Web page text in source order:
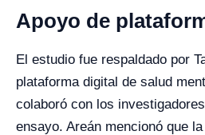
Apoyo de
El estudio fue respaldado por
plataforma digital de salud
colaboró con los
ensayo. Areán mencionó que